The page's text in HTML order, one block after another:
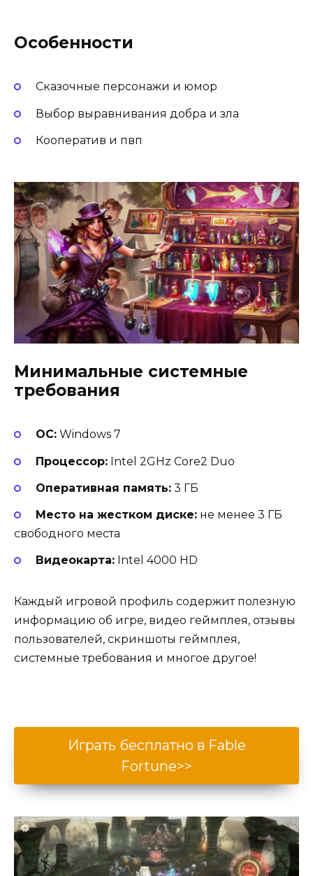
Особенности
Сказочные персонажи и юмор
Выбор выравнивания добра и зла
Кооператив и пвп
Минимальные системные
требования
ОС:Windows 7
Процессор:Intel 2GHz Core2 Duo
Оперативная память:3 ГБ
Место на жестком диске:не менее 3 ГБ
свободного места
Видеокарта:Intel 4000 HD
Каждый игровой профиль содержит полезную
информацию об игре, видео геймплея, отзывы
пользователей, скриншоты геймплея,
системные требования и многое другое!
Играть бесплатно в Fable
Fortune>>